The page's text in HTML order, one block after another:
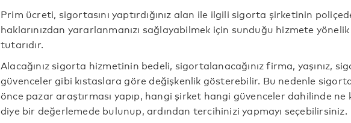
Prim ücreti, sigortasını yaptırdığınız alan ile ilgili sigorta şirketinin
haklarınızdan yararlanmanızı sağlayabilmek için sunduğu hizmete
tutarıdır.
Alacağınız sigorta hizmetinin bedeli, sigortalanacağınız firma, yaşınız,
güvenceler gibi kıstaslara göre değişkenlik gösterebilir. Bu nedenle
önce pazar araştırması yapıp, hangi şirket hangi güvenceler dahilinde
diye bir değerlemede bulunup, ardından tercihinizi yapmayı seçebilirsiniz.